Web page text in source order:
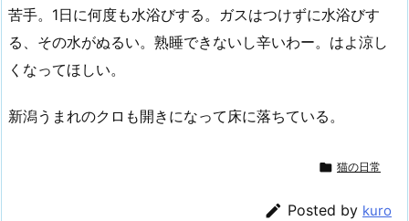
苦手。1日に何度も水浴びする。ガスはつけずに水浴びす
る、その水がぬるい。熟睡できないし辛いわー。はよ涼し
くなってほしい。
新潟うまれのクロも開きになって床に落ちている。
 猫の日常
 Posted by kuro